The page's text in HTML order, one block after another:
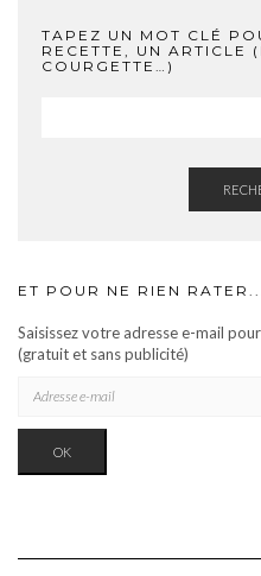
TAPEZ UN MOT CLÉ
RECETTE, UN ARTICLE
COURGETTE…)
ET POUR NE RIEN RATER...
Saisissez votre adresse e-mail
(gratuit et sans publicité)
OK